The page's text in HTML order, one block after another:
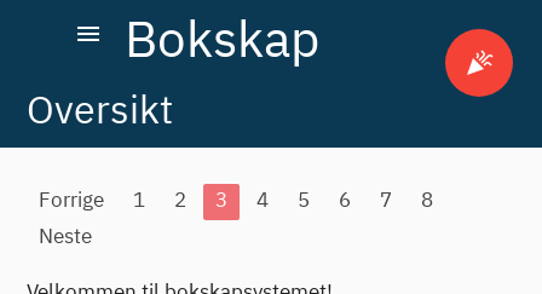
menu Bokskap
Oversikt
celebration
Forrige 1 2 3 4 5 6 7
8
Neste